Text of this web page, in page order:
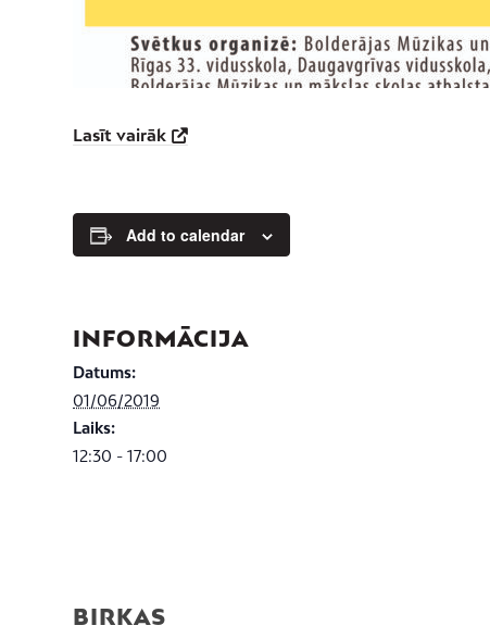
Lasīt vairāk
Add to calendar
INFORMĀCIJA
Datums:
01/06/2019
Laiks:
12:30 - 17:00
BIRKAS